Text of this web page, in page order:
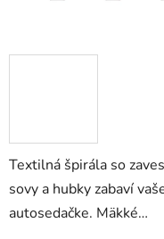
Textilná špirála so
sovy a hubky zabaví
autosedačke. Mäkké…